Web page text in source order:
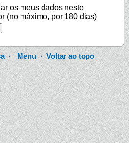
os meus dados neste
(no máximo, por 180 dias)
· Menu· Voltar ao topo